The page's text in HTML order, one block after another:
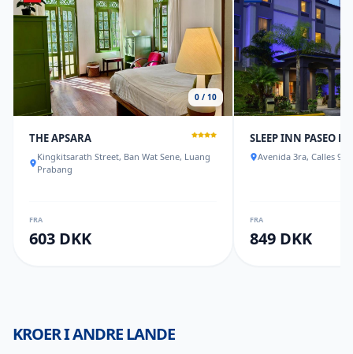
0 / 10
THE APSARA
Kingkitsarath Street, Ban Wat Sene, Luang
Prabang
FRA
603 DKK
SLEEP INN PASEO
Avenida 3ra, Calles 9 &
FRA
849 DKK
KROER I ANDRE LANDE